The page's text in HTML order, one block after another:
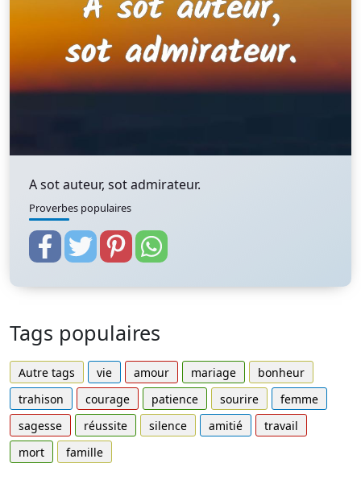
A sot auteur, sot admirateur.
Proverbes populaires
Tags populaires
Autre tags vie amour mariage
bonheur
trahison
courage patience sourire
femme
sagesse
réussite silence amitié
travail
mort
famille